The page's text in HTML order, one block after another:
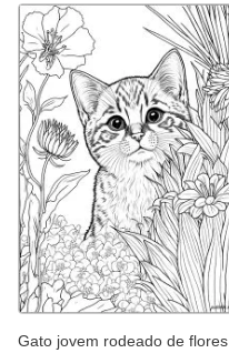
Gato jovem rodeado de flores